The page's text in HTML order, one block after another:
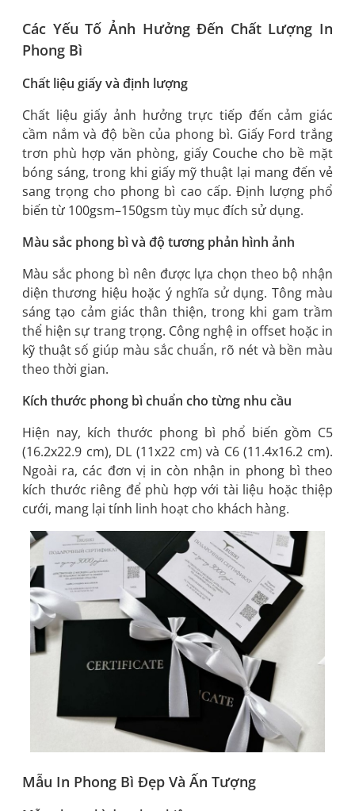
Các Yếu Tố Ảnh Hưởng Đến Chất Lượng In
Phong Bì
Chất liệu giấy và định lượng
Chất liệu giấy ảnh hưởng trực tiếp đến cảm giác
cầm nắm và độ bền của phong bì. Giấy Ford trắng
trơn phù hợp văn phòng, giấy Couche cho bề mặt
bóng sáng, trong khi giấy mỹ thuật lại mang đến vẻ
sang trọng cho phong bì cao cấp. Định lượng phổ
biến từ 100gsm–150gsm tùy mục đích sử dụng.
Màu sắc phong bì và độ tương phản hình ảnh
Màu sắc phong bì nên được lựa chọn theo bộ nhận
diện thương hiệu hoặc ý nghĩa sử dụng. Tông màu
sáng tạo cảm giác thân thiện, trong khi gam trầm
thể hiện sự trang trọng. Công nghệ in offset hoặc in
kỹ thuật số giúp màu sắc chuẩn, rõ nét và bền màu
theo thời gian.
Kích thước phong bì chuẩn cho từng nhu cầu
Hiện nay, kích thước phong bì phổ biến gồm C5
(16.2x22.9 cm), DL (11x22 cm) và C6 (11.4x16.2 cm).
Ngoài ra, các đơn vị in còn nhận in phong bì theo
kích thước riêng để phù hợp với tài liệu hoặc thiệp
cưới, mang lại tính linh hoạt cho khách hàng.
Mẫu In Phong Bì Đẹp Và Ấn Tượng